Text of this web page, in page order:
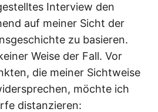
Interview den
auf meiner Sicht der
zu basieren.
Weise der Fall. Vor
die meiner Sichtweise
möchte ich
distanzieren: